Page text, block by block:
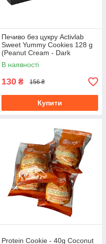
Печиво без цукру Activlab
Sweet Yummy Cookies 128 g
(Peanut Cream - Dark
Chocolate)
В наявності
130 ₴ 156 ₴
Купити
Protein Cookie - 40g Coconut